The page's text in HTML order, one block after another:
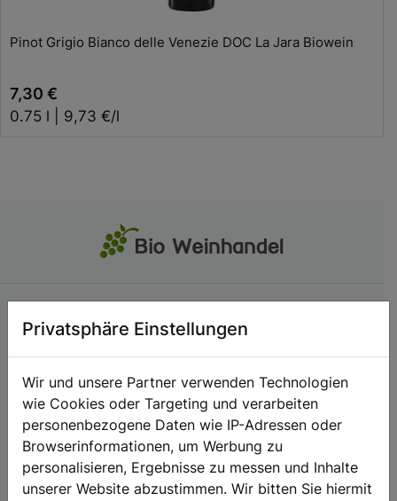
Privatsphäre Einstellungen
Wir und unsere Partner verwenden Technologien
wie Cookies oder Targeting und verarbeiten
personenbezogene Daten wie IP-Adressen oder
Browserinformationen, um Werbung zu
personalisieren, Ergebnisse zu messen und Inhalte
unserer Website abzustimmen. Wir bitten Sie hiermit
Pinot Grigio Bianco delle Venezie DOC La Jara Biowein
7,30 €
0.75 l | 9,73 €/l
Warenkorb
Konto
Vertrag widerrufen
Ihre gesetzlichen Gewährleistungsrechte